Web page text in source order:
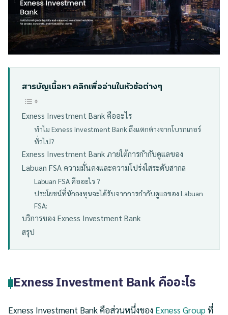
สารบัญเนื้อหา คลิกเพื่ออ่านในหัวข้อต่างๆ
Exness Investment Bank คืออะไร
ทำไม Exness Investment Bank ถึงแตกต่างจากโบรกเกอร์
ทั่วไป?
Exness Investment Bank ภายใต้การกำกับดูแลของ
Labuan FSA ความมั่นคงและความโปร่งใสระดับสากล
Labuan FSA คืออะไร ?
ประโยชน์ที่นักลงทุนจะได้รับจากการกำกับดูแลของ Labuan
FSA:
บริการของ Exness Investment Bank
สรุป
Exness Investment Bank คืออะไร
Exness Investment Bank คือส่วนหนึ่งของ Exness Groupที่